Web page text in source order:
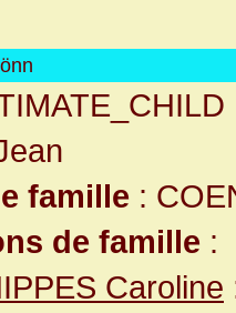
famille :
de famille :
Caroline